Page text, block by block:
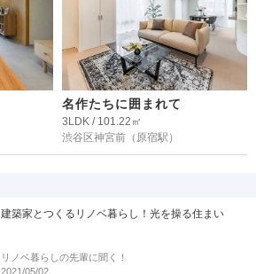
名作たちに囲まれて
3LDK / 101.22㎡
渋谷区神宮前 （原宿駅）
建築家とつくるリノベ暮らし！光を操る住まい
リノベ暮らしの先輩に聞く！
2021/05/02